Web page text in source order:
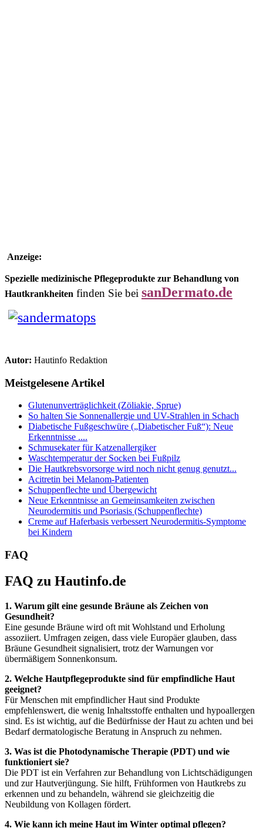
Anzeige:
Spezielle medizinische Pflegeprodukte zur Behandlung von
Hautkrankheiten finden Sie bei sanDermato.de
Autor: Hautinfo Redaktion
Meistgelesene Artikel
Glutenunverträglichkeit (Zöliakie, Sprue)
So halten Sie Sonnenallergie und UV-Strahlen in Schach
Diabetische Fußgeschwüre („Diabetischer Fuß“): Neue
Erkenntnisse ....
Schmusekater für Katzenallergiker
Waschtemperatur der Socken bei Fußpilz
Die Hautkrebsvorsorge wird noch nicht genug genutzt...
Acitretin bei Melanom-Patienten
Schuppenflechte und Übergewicht
Neue Erkenntnisse an Gemeinsamkeiten zwischen
Neurodermitis und Psoriasis (Schuppenflechte)
Creme auf Haferbasis verbessert Neurodermitis-Symptome
bei Kindern
FAQ
FAQ zu Hautinfo.de
1. Warum gilt eine gesunde Bräune als Zeichen von
Gesundheit?
Eine gesunde Bräune wird oft mit Wohlstand und Erholung
assoziiert. Umfragen zeigen, dass viele Europäer glauben, dass
Bräune Gesundheit signalisiert, trotz der Warnungen vor
übermäßigem Sonnenkonsum.
2. Welche Hautpflegeprodukte sind für empfindliche Haut
geeignet?
Für Menschen mit empfindlicher Haut sind Produkte
empfehlenswert, die wenig Inhaltsstoffe enthalten und hypoallergen
sind. Es ist wichtig, auf die Bedürfnisse der Haut zu achten und bei
Bedarf dermatologische Beratung in Anspruch zu nehmen.
3. Was ist die Photodynamische Therapie (PDT) und wie
funktioniert sie?
Die PDT ist ein Verfahren zur Behandlung von Lichtschädigungen
und zur Hautverjüngung. Sie hilft, Frühformen von Hautkrebs zu
erkennen und zu behandeln, während sie gleichzeitig die
Neubildung von Kollagen fördert.
4. Wie kann ich meine Haut im Winter optimal pflegen?